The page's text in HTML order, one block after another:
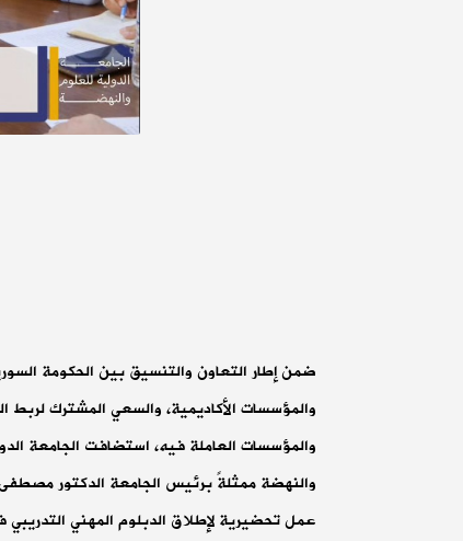
ضمن إطار التعاون والتنسيق بين الحكومة
والمؤسسات الأكاديمية، والسعي المشترك لربط
والمؤسسات العاملة فيه، استضافت الجامعة
والنهضة ممثلةً برئيس الجامعة الدكتور
عمل تحضيرية لإطلاق الدبلوم المهني التدريبي